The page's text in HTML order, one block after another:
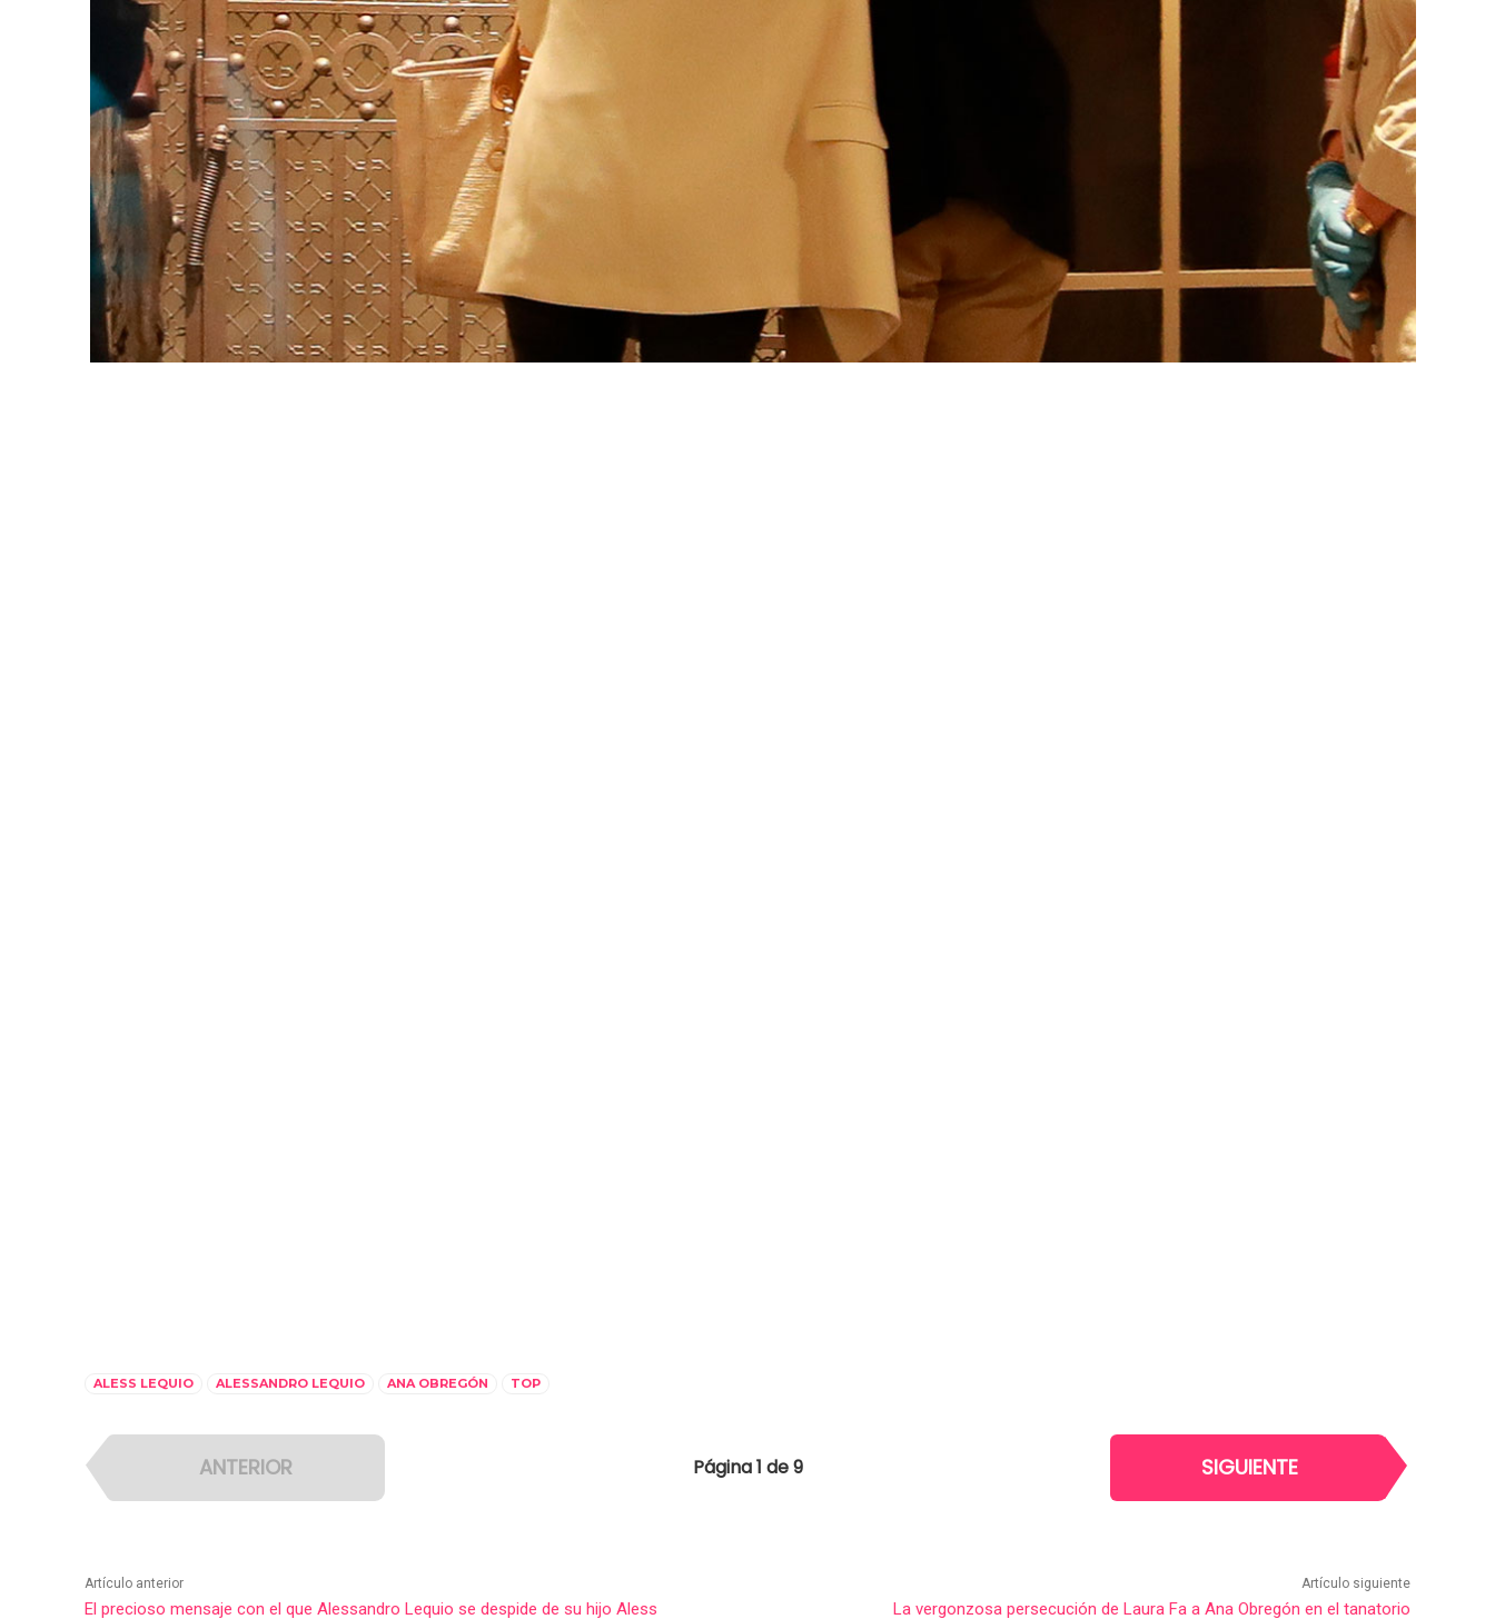
ALESS LEQUIO ALESSANDRO LEQUIO ANA OBREGÓN TOP
ANTERIOR Página 1 de 9 SIGUIENTE
Artículo anterior
El precioso mensaje con el que Alessandro Lequio se despide de su hijo Aless
Artículo siguiente
La vergonzosa persecución de Laura Fa a Ana Obregón en el tanatorio